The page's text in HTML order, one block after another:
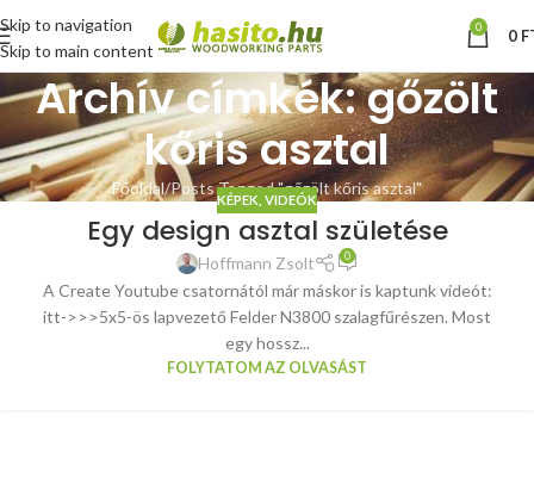
Skip to navigation
Skip to main content
0 0
Archív címkék: gőzölt
kőris asztal
Főoldal Posts Tagged "gőzölt kőris asztal"
KÉPEK, VIDEÓK
Egy design asztal születése
Hoffmann Zsolt 0
A Create Youtube csatornától már máskor is kaptunk videót:
itt->>>5x5-ös lapvezető Felder N3800 szalagfűrészen. Most
egy hossz...
FOLYTATOM AZ OLVASÁST